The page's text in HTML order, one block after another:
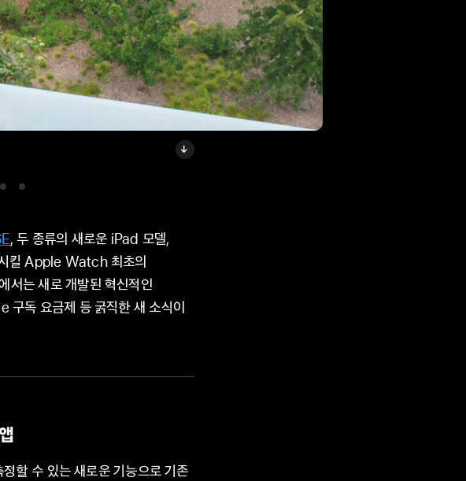
, 두 종류의 새로운 iPad 모델,
킬 Apple Watch 최초의
서는 새로 개발된 혁신적인
독 요금제 등 굵직한 새 소식이
수 있는 새로운 기능으로 기존